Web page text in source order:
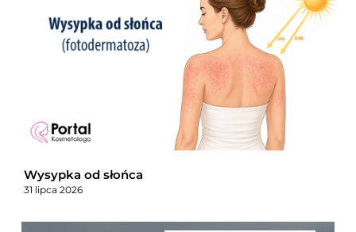
Wysypka od słońca
31 lipca 2026